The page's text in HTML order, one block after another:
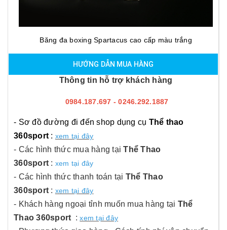
Băng đa boxing Spartacus cao cấp màu trắng
HƯỚNG DẪN MUA HÀNG
Thông tin hỗ trợ khách hàng
0984.187.697 - 0246.292.1887
- Sơ đồ đường đi đến shop dụng cụ Thể thao
360sport : xem tại đây
- Các hình thức mua hàng tạiThể Thao
360sport : xem tại đây
- Các hình thức thanh toán tại Thể Thao
360sport : xem tại đây
- Khách hàng ngoại tỉnh muốn mua hàng tại Thể
Thao 360sport :xem tại đây